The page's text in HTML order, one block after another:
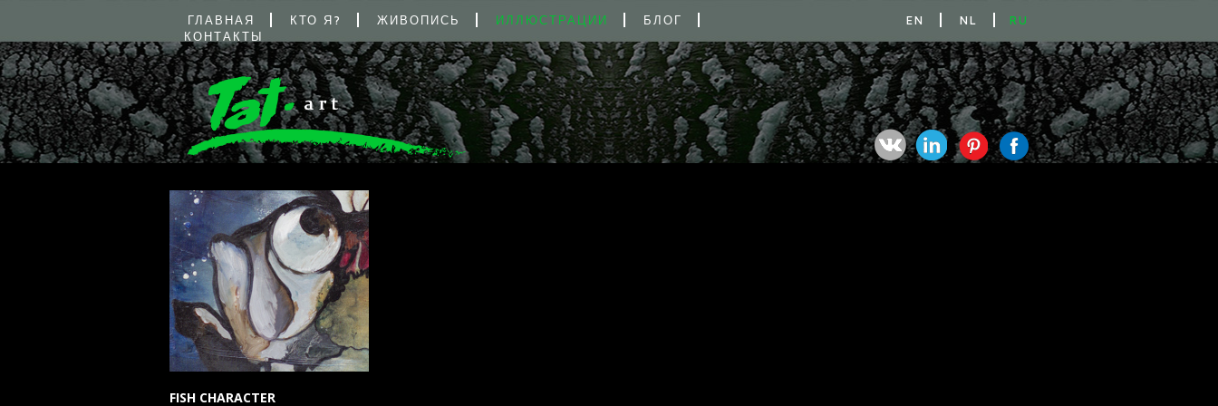
ГЛАВНАЯ КТО Я? ЖИВОПИСЬ ИЛЛЮСТРАЦИИ
БЛОГ
КОНТАКТЫ
EN NL RU
FISH CHARACTER